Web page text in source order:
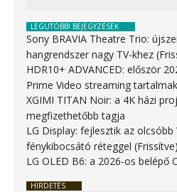
LEGUTÓBBI BEJEGYZÉSEK
Sony BRAVIA Theatre Trio:
hangrendszer nagy TV-khez
HDR10+ ADVANCED: először
Prime Video streaming
XGIMI TITAN Noir: a 4K házi
megfizethetőbb tagja
LG Display: fejlesztik az
fénykibocsátó réteggel (Frissítve)
LG OLED B6: a 2026-os belépő
HIRDETÉS